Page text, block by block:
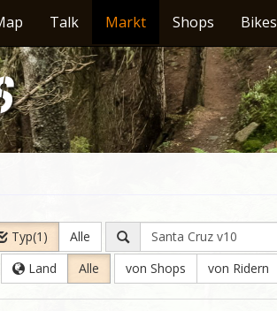
Talk Markt Shops Bikes
Typ(1)
Alle
Land Alle von Shops von Ridern